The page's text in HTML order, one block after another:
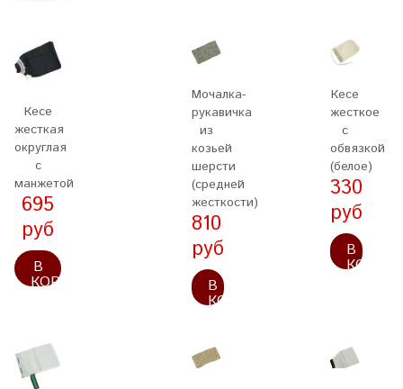
Кесе
жесткая
округлая
с
манжетой
695
руб
В
КОРЗИНУ
Мочалка-
рукавичка
из
козьей
шерсти
(средней
жесткости)
810
руб
В
КОРЗИНУ
Кесе
жесткое
с
обвязкой
(белое)
330
руб
В